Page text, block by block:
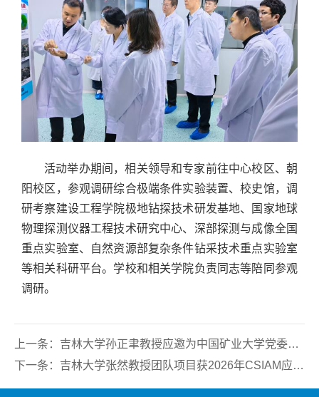
活动举办期间，相关领导和专家前往中心校区、朝
阳校区，参观调研综合极端条件实验装置、校史馆，调
研考察建设工程学院极地钻探技术研发基地、国家地球
物理探测仪器工程技术研究中心、深部探测与成像全国
重点实验室、自然资源部复杂条件钻采技术重点实验室
等相关科研平台。学校和相关学院负责同志等陪同参观
调研。
上一条： 吉林大学孙正聿教授应邀为中国矿业大学党委理论学习中心组（扩大）学习会作专题报告
下一条： 吉林大学张然教授团队项目获2026年CSIAM应用数学落地成果认证